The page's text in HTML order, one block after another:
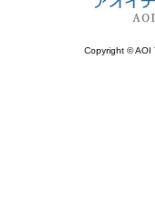
Copyright © AOI